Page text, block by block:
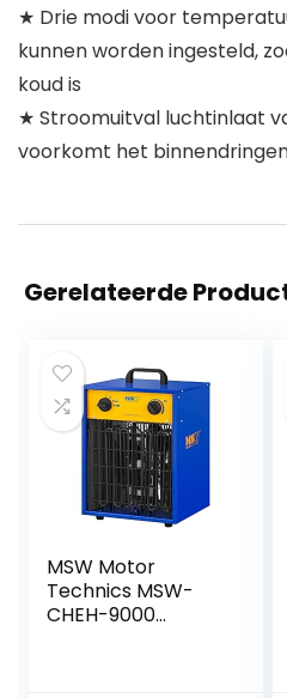
★ Drie modi voor
kunnen worden ingesteld,
koud is
★ Stroomuitval luchtinlaat
voorkomt het
Gerelateerde
MSW Motor
Technics MSW-
CHEH-9000